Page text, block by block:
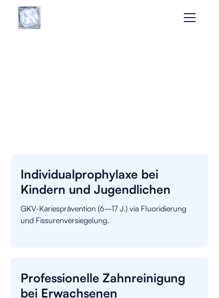
Individualprophylaxe bei
Kindern und Jugendlichen
GKV-Kariesprävention (6–17 J.) via Fluoridierung
und Fissurenversiegelung.
Professionelle Zahnreinigung
bei Erwachsenen